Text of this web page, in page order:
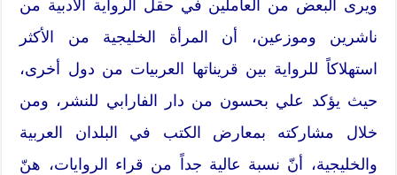
ويرى البعض من العاملين في حقل الرواية الأدبية من
ناشرين وموزعين، أن المرأة الخليجية من الأكثر
استهلاكاً للرواية بين قريناتها العربيات من دول أخرى،
حيث يؤكد علي بحسون من دار الفارابي للنشر، ومن
خلال مشاركته بمعارض الكتب في البلدان العربية
والخليجية، أنّ نسبة عالية جداً من قراء الروايات، هنّ